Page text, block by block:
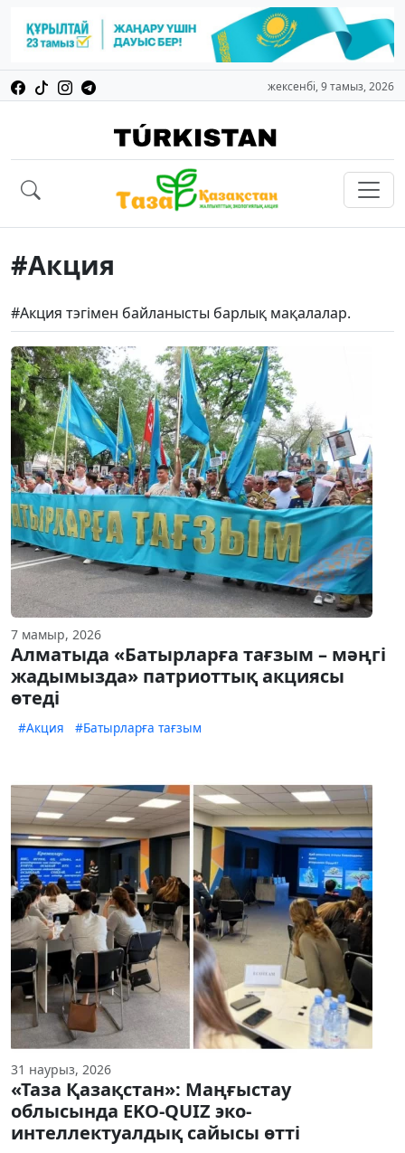
жексенбі, 9 тамыз, 2026
#Акция
#Акция тэгімен байланысты барлық мақалалар.
7 мамыр, 2026
Алматыда «Батырларға тағзым – мәңгі
жадымызда» патриоттық акциясы
өтеді
#Акция #Батырларға тағзым
31 наурыз, 2026
«Таза Қазақстан»: Маңғыстау
облысында EKO-QUIZ эко-
интеллектуалдық сайысы өтті